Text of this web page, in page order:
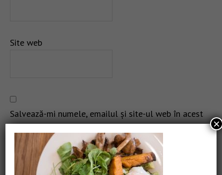
Site web
Salvează-mi numele, emailul și site-ul web în acest
×